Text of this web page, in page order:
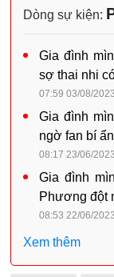
Dòng sự kiện:
Gia đình
sợ thai nhi
07:59 03/08/2023
Gia đình
ngờ fan bí
08:17 23/06/2023
Gia đình
Phương đột
08:53 22/06/2023
Xem thêm